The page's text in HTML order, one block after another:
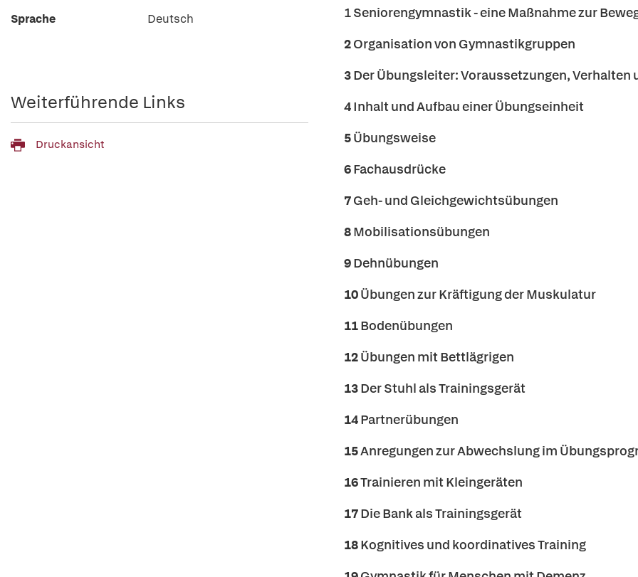
1 Seniorengymnastik - eine Maßnahme zur
2Organisation von Gymnastikgruppen
3Der Übungsleiter: Voraussetzungen, Verhalten
4Inhalt und Aufbau einer Übungseinheit
5Übungsweise
6Fachausdrücke
7Geh- und Gleichgewichtsübungen
8Mobilisationsübungen
9Dehnübungen
10Übungen zur Kräftigung der Muskulatur
11Bodenübungen
12Übungen mit Bettlägrigen
13Der Stuhl als Trainingsgerät
14Partnerübungen
15Anregungen zur Abwechslung im
16Trainieren mit Kleingeräten
17Die Bank als Trainingsgerät
18Kognitives und koordinatives Training
Sprache
Deutsch
Weiterführende Links
Druckansicht